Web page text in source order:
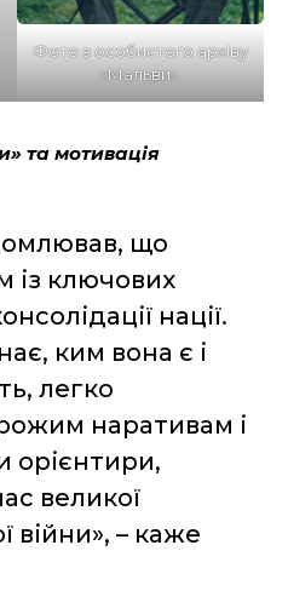
Фото з особистого архіву
«Мальви».
та мотивація
що
із ключових
нації.
ким вона є і
легко
наративам і
орієнтири,
великої
війни», – каже